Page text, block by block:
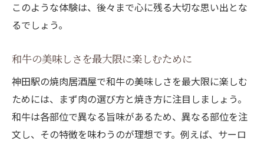
このような体験は、後々まで心に残る大切な思い出とな
るでしょう。
和牛の美味しさを最大限に楽しむために
神田駅の焼肉居酒屋で和牛の美味しさを最大限に楽しむ
ためには、まず肉の選び方と焼き方に注目しましょう。
和牛は各部位で異なる旨味があるため、異なる部位を注
文し、その特徴を味わうのが理想です。例えば、サーロ